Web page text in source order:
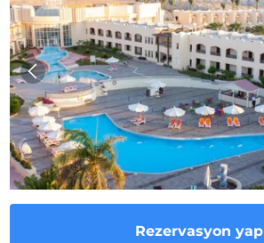
Rezervasyon yap